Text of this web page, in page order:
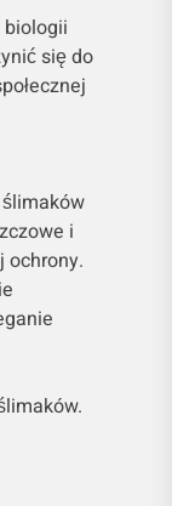
się do
i
ochrony.